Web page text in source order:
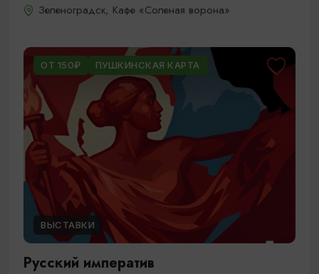
Зеленоградск, Кафе «Соленая ворона»
ОТ 150₽ ПУШКИНСКАЯ КАРТА
ВЫСТАВКИ
Русский императив